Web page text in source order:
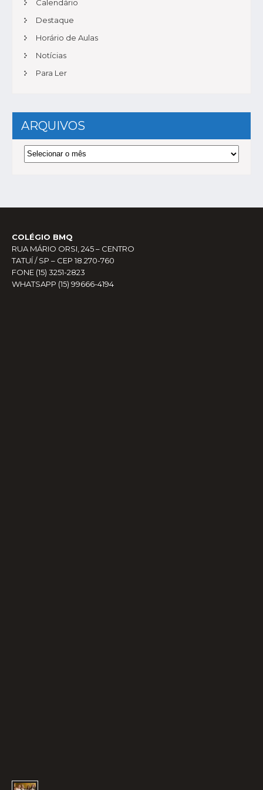
Calendário
Destaque
Horário de Aulas
Notícias
Para Ler
ARQUIVOS
Arquivos
COLÉGIO BMQ
RUA MÁRIO ORSI, 245 – CENTRO
TATUÍ / SP – CEP 18.270-760
FONE (15) 3251-2823
WHATSAPP (15) 99666-4194